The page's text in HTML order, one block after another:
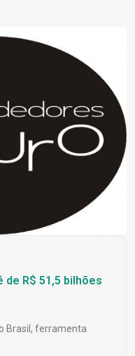
de R$ 51,5 bilhões
Brasil, ferramenta